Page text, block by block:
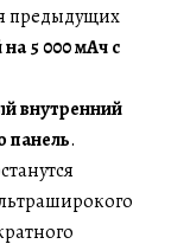
предыдущих
5 000 мАч с
внутренний
панель.